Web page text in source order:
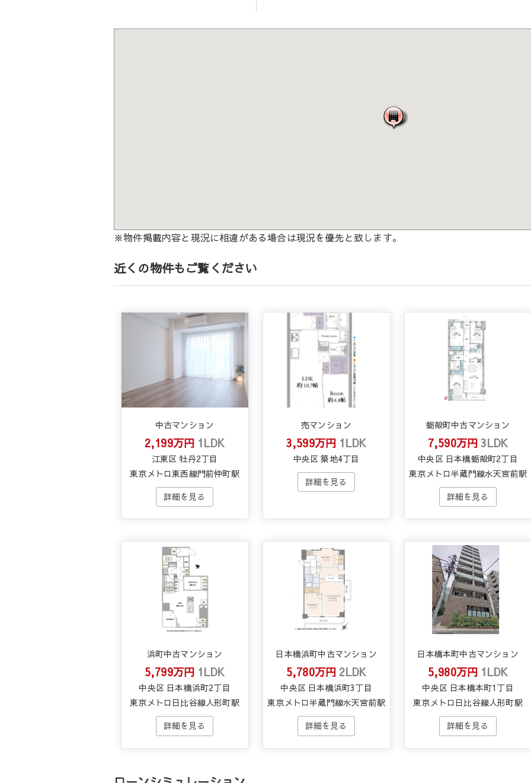
※物件掲載内容と現況に相違がある場合は現況を優先と致します。
近くの物件もご覧ください
中古マンション
2,199万円 1LDK
江東区 牡丹2丁目
東京メトロ東西線門前仲町駅
売マンション
3,599万円 1LDK
中央区 築地4丁目
蛎殻町中古マンション
7,590万円3LDK
中央区 日本橋蛎殻町2丁目
東京メトロ半蔵門線水天宮前駅
浜町中古マンション
5,799万円 1LDK
中央区 日本橋浜町2丁目
東京メトロ日比谷線人形町駅
日本橋浜町中古マンション
5,780万円 2LDK
中央区 日本橋浜町3丁目
東京メトロ半蔵門線水天宮前駅
日本橋本町中古マンション
5,980万円 1LDK
中央区 日本橋本町1丁目
東京メトロ日比谷線人形町駅